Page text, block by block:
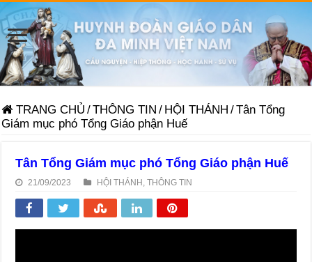
TRANG CHỦ /THÔNG TIN / HỘI THÁNH /Tân Tổng
Giám mục phó Tổng Giáo phận Huế
Tân Tổng Giám mục phó Tổng Giáo phận Huế
21/09/2023 HỘI THÁNH ,THÔNG TIN